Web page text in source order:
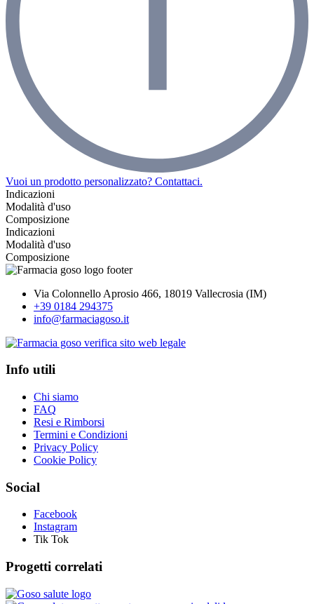
Vuoi un prodotto personalizzato? Contattaci.
Indicazioni
Modalità d'uso
Composizione
Indicazioni
Modalità d'uso
Composizione
Via Colonnello Aprosio 466, 18019 Vallecrosia (IM)
+39 0184 294375
info@farmaciagoso.it
Info utili
Chi siamo
FAQ
Resi e Rimborsi
Termini e Condizioni
Privacy Policy
Cookie Policy
Social
Facebook
Instagram
Tik Tok
Progetti correlati